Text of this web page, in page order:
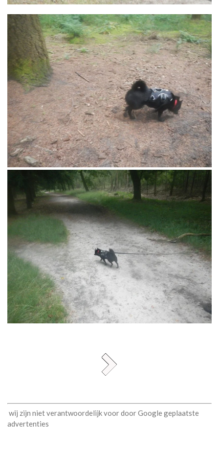
wij zijn niet verantwoordelijk voor door Google geplaatste
advertenties